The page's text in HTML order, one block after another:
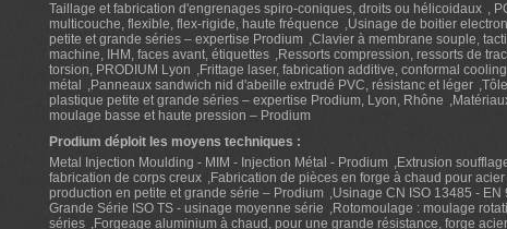
Taillage et fabrication d'engrenages spiro-coniques, droits ou hélicoidaux
multicouche, flexible, flex-rigide, haute fréquence
Usinage de boitier
petite et grande séries – expertise Prodium Clavier à membrane souple,
machine, IHM, faces avant, étiquettes
Ressorts compression, ressorts de
torsion, PRODIUM Lyon
Frittage laser, fabrication additive, conformal
métal
Panneaux sandwich nid d'abeille extrudé PVC, résistanc et léger
plastique petite et grande séries – expertise Prodium, Lyon, Rhône
moulage basse et haute pression – Prodium
Prodium déploit les moyens techniques :
Metal Injection Moulding - MIM - Injection Métal - Prodium
Extrusion
fabrication de corps creux
Fabrication de pièces en forge à chaud pour acier
production en petite et grande série – Prodium
Usinage CN ISO 13485 - EN
Grande Série ISO TS - usinage moyenne série
Rotomoulage : moulage
séries
Forgeage aluminium à chaud, pour une grande résistance, forge acier